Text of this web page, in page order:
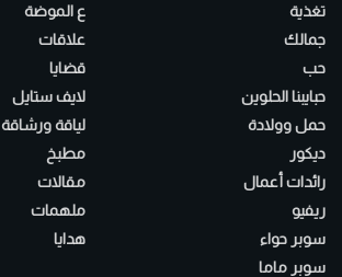
تغذية
جمالك
حب
حبايبنا الحلوين
حمل وولادة
ديكور
رائدات أعمال
ريفيو
سوبر حواء
سوبر ماما
ع الموضة
علاقات
قضايا
لايف ستايل
لياقة ورشاقة
مطبخ
مقالات
ملهمات
هدايا